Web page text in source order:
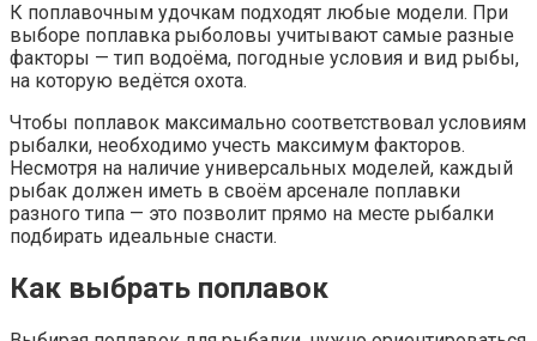
К поплавочным удочкам подходят любые модели. При
выборе поплавка рыболовы учитывают самые разные
факторы — тип водоёма, погодные условия и вид рыбы,
на которую ведётся охота.
Чтобы поплавок максимально соответствовал условиям
рыбалки, необходимо учесть максимум факторов.
Несмотря на наличие универсальных моделей, каждый
рыбак должен иметь в своём арсенале поплавки
разного типа — это позволит прямо на месте рыбалки
подбирать идеальные снасти.
Как выбрать поплавок